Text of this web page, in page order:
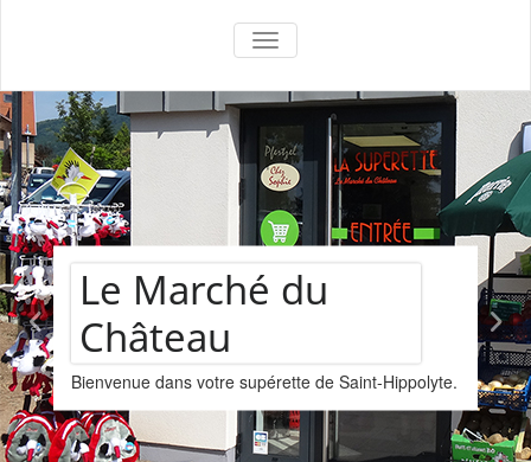
La Superette –
le marché du
château
AFFICHER/MASQUER LA
du
de Saint-Hippolyte.
vins